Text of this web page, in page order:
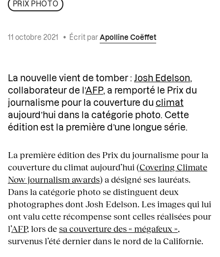
PRIX PHOTO
11 octobre 2021 • Écrit par Apolline Coëffet
La nouvelle vient de tomber : Josh Edelson,
collaborateur de l’AFP, a remporté le Prix du
journalisme pour la couverture du climat
aujourd’hui dans la catégorie photo. Cette
édition est la première d’une longue série.
La première édition des Prix du journalisme pour la
couverture du climat aujourd’hui (Covering Climate
Now journalism awards) a désigné ses lauréats.
Dans la catégorie photo se distinguent deux
photographes dont Josh Edelson. Les images qui lui
ont valu cette récompense sont celles réalisées pour
l’AFP, lors de sa couverture des « mégafeux »,
survenus l’été dernier dans le nord de la Californie.